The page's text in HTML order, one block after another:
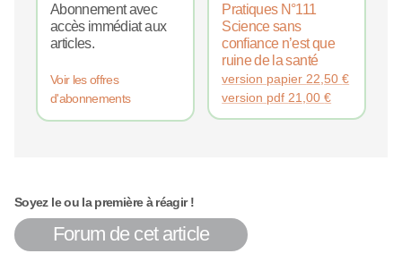
Abonnement avec
accès immédiat aux
articles.
Voir les offres
d'abonnements
Pratiques N°111
Science sans
confiance n’est que
ruine de la santé
version papier 22,50€
version pdf 21,00€
Soyez le ou la première à réagir !
Forum de cet article